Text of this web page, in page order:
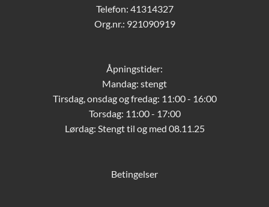
Telefon: 41314327
Org.nr.: 921090919
Åpningstider:
Mandag: stengt
Tirsdag, onsdag og fredag: 11:00 - 16:00
Torsdag: 11:00 - 17:00
Lørdag: Stengt til og med 08.11.25
Betingelser